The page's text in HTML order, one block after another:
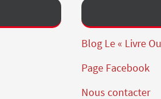
Blog Le « Livre
Page Facebook
Nous contacter